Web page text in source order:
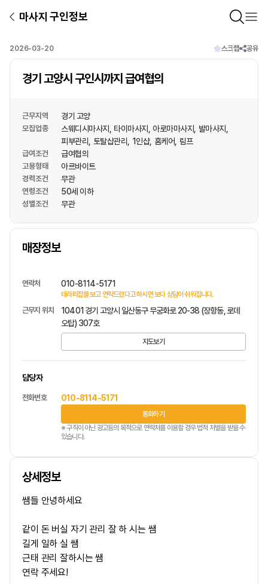
마사지 구인정보
2026-03-20 스크랩 공유
경기 고양시 구인시까지 급여협의
근무지역 경기 고양
모집업종 스웨디시마사지 타이마사지 아로마마사지
발마사지
피부관리
토탈샵관리 1인샵 홈케어 림프
급여조건 급여협의
고용형태 아르바이트
경력조건 무관
연령조건 50세 이하
성별조건 무관
매장정보
상호명
연락처 010-8114-5171
테라피잡를 보고 연락드렸다고 하시면 보다 상담이 쉬워집니다.
근무지 위치
10401 경기 고양시 일산동구 무궁화로 20-38 (장항동, 로데
오탑) 307호
지도보기
담당자
전화번호 010-8114-5171
통화하기
※ 구직이 아닌 광고등의 목적으로 연락처를 이용할 경우 법적 처벌을 받을 수
있습니다.
상세정보
쌤들 안녕하세요
같이 돈 버실 자기 관리 잘 하 시는 쌤
길게 일하 실 쌤
근태 관리 잘하시는 쌤
연락 주세요!